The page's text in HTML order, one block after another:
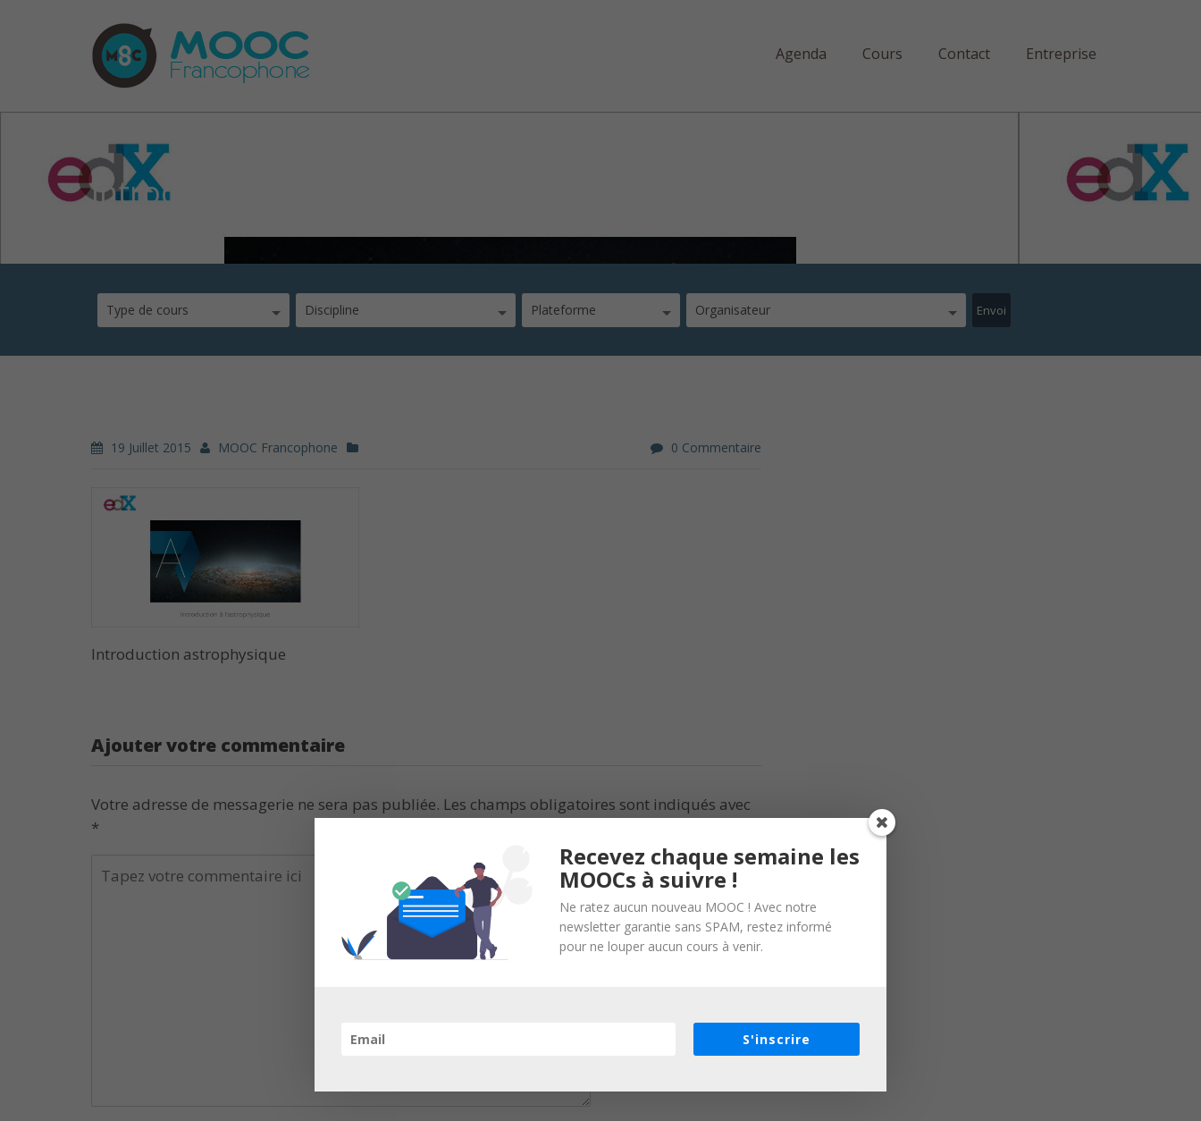
Agenda Cours Contact Entreprise
Introduction astrophysique
Type de cours Discipline Plateforme Organisateur
19 Juillet 2015 MOOC Francophone 0 Commentaire
Introduction astrophysique
Ajouter votre commentaire
Votre adresse de messagerie ne sera pas publiée. Les champs obligatoires sont indiqués avec
*
Recevez chaque semaine les
MOOCs à suivre !
Ne ratez aucun nouveau MOOC ! Avec notre
newsletter garantie sans SPAM, restez informé
pour ne louper aucun cours à venir.
S'inscrire